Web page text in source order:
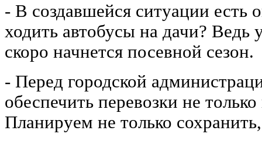
- В создавшейся ситуации есть
ходить автобусы на дачи? Ведь
скоро начнется посевной сезон.
- Перед городской
обеспечить перевозки не
Планируем не только